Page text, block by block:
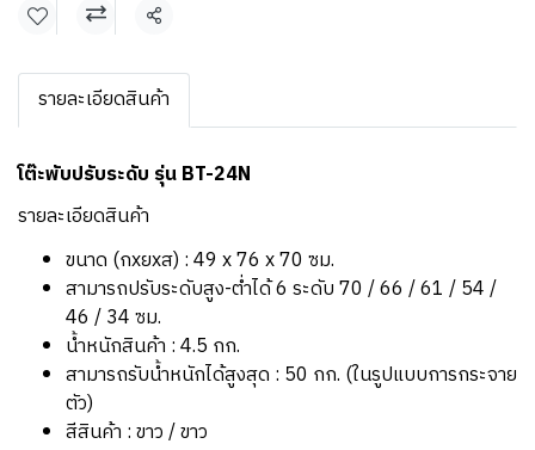
แชร์
รายละเอียดสินค้า
โต๊ะพับปรับระดับ รุ่น BT-24N
รายละเอียดสินค้า
ขนาด (กxยxส) : 49 x 76 x 70 ซม.
สามารถปรับระดับสูง-ต่ำได้ 6 ระดับ 70 / 66 / 61 / 54 /
46 / 34 ซม.
น้ำหนักสินค้า : 4.5 กก.
สามารถรับน้ำหนักได้สูงสุด : 50 กก. (ในรูปแบบการกระจาย
ตัว)
สีสินค้า : ขาว / ขาว